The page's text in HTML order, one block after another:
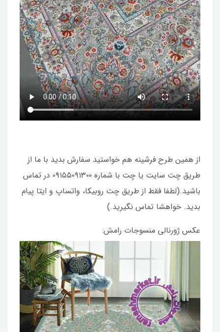
از همین طرح فرشینه هم خواستید سفارش بدید با ما از
طریق چت سایت یا چت با شماره ۰۹۱۵۵۰۹۱۳۰۰ در تماس
باشید.(لطفا فقط از طریق چت روبیکا، واتساپ و ایتا پیام
بدید. خواهشا تماس نگیرید.)
عکس ژورنالی منسوجات رامش: